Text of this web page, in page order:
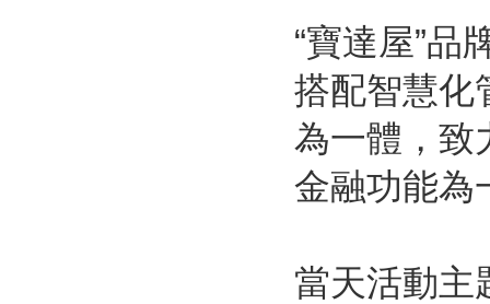
“寶達屋”品
搭配智慧化
為一體，致
金融功能為
當天活動主